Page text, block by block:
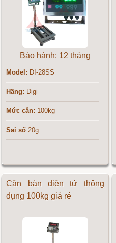
Bảo hành: 12 tháng
Model: DI-28SS
Hãng: Digi
Mức cân: 100kg
Sai số 20g
Cân bàn điện tử thông
dụng 100kg giá rẻ